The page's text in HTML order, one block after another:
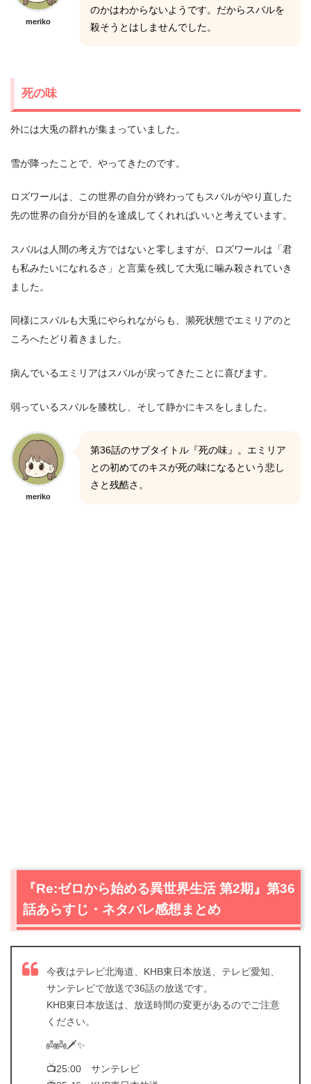
meriko
のかはわからないようです。だからスバルを
殺そうとはしませんでした。
死の味
外には大兎の群れが集まっていました。
雪が降ったことで、やってきたのです。
ロズワールは、この世界の自分が終わってもスバルがやり直した
先の世界の自分が目的を達成してくれればいいと考えています。
スバルは人間の考え方ではないと零しますが、ロズワールは「君
も私みたいになれるさ」と言葉を残して大兎に噛み殺されていき
ました。
同様にスバルも大兎にやられながらも、瀕死状態でエミリアのと
ころへたどり着きました。
病んでいるエミリアはスバルが戻ってきたことに喜びます。
弱っているスバルを膝枕し、そして静かにキスをしました。
meriko
第36話のサブタイトル『死の味』。エミリア
との初めてのキスが死の味になるという悲し
さと残酷さ。
『Re:ゼロから始める異世界生活 第2期』第36
話あらすじ・ネタバレ感想まとめ
今夜はテレビ北海道、KHB東日本放送、テレビ愛知、
サンテレビで放送で36話の放送です。
KHB東日本放送は、放送時間の変更があるのでご注意
ください。
👼👼🗡✨
📺25:00 サンテレビ